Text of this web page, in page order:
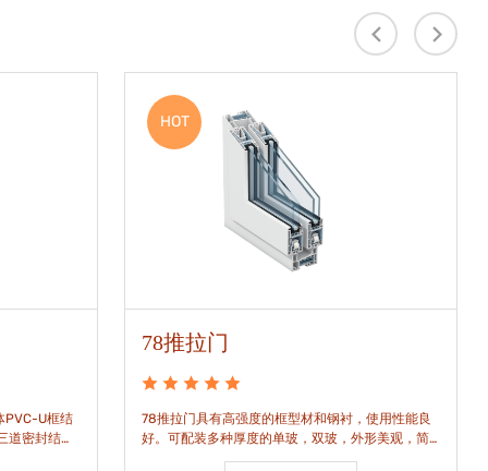
PVC-U框结
道密封结
HOT
78推拉门
78推拉门具有高强度的框型材和钢衬，使用性能良
好。可配装多种厚度的单玻，双玻，外形美观，简